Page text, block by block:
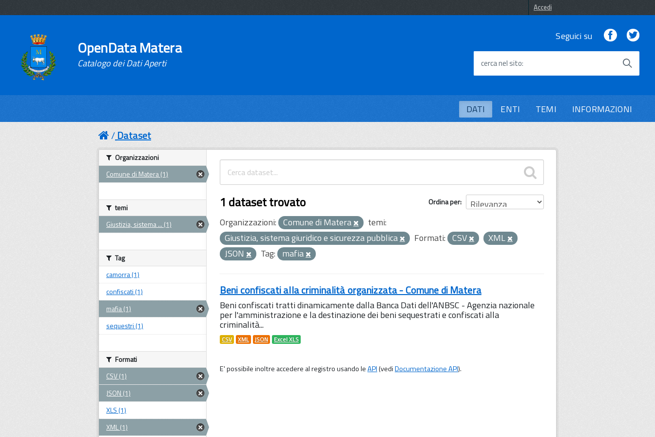
Accedi
OpenData Matera
Catalogo dei Dati Aperti
Seguici su Facebook
cerca nel sito
DATI ENTI TEMI INFORMAZIONI
Dataset
Ordina per
1 dataset trovato
Organizzazioni: Comune di Matera
temi:
Giustizia, sistema giuridico e sicurezza pubblica
Formati: CSV
XML
JSON
Tag: mafia
Beni confiscati alla criminalità organizzata - Comune di Matera
Beni confiscati tratti dinamicamente dalla Banca Dati dell'ANBSC - Agenzia nazionale
per l'amministrazione e la destinazione dei beni sequestrati e confiscati alla
criminalità...
CSV XML JSON Excel XLS
E' possibile inoltre accedere al registro usando leAPI(vediDocumentazione API).
Organizzazioni
Comune di Matera (1)
temi
Giustizia, sistema ... (1)
Tag
camorra (1)
confiscati (1)
mafia (1)
sequestri (1)
Formati
CSV (1)
JSON (1)
XLS (1)
XML (1)